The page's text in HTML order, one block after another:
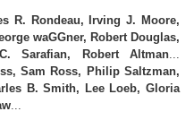
R. Rondeau, Irving J. Moore,
waGGner, Robert Douglas,
Sarafian, Robert Altman...
Sam Ross, Philip Saltzman,
B. Smith, Lee Loeb, Gloria
...